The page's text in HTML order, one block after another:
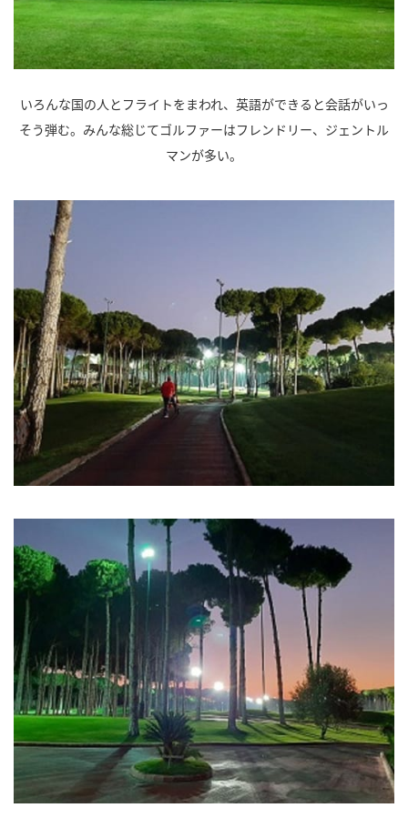
いろんな国の人とフライトをまわれ、英語ができると会話がいっ
そう弾む。みんな総じてゴルファーはフレンドリー、ジェントル
マンが多い。